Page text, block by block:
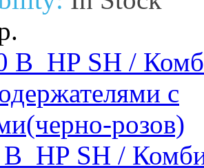
SH /